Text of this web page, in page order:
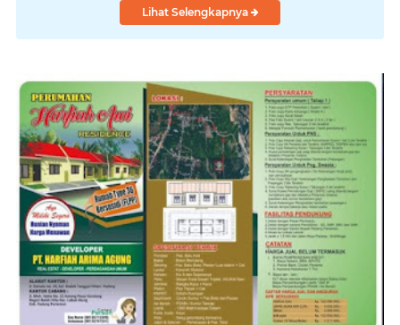
Lihat Selengkapnya